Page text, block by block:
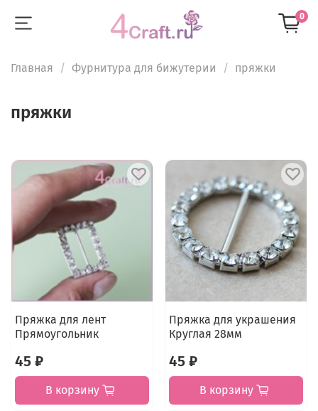
0
Главная Фурнитура для бижутерии пряжки
пряжки
Пряжка для лент
Прямоугольник
45 ₽
В корзину
Пряжка для украшения
Круглая 28мм
45 ₽
В корзину